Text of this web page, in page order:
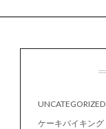
UNCATEGORIZED
ケーキバイキング